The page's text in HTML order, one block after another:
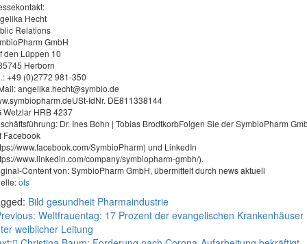
Hecht
Relations
GmbH
den Lüppen 10
Herborn
+49 (0)2772 981-350
angelika.hecht@symbio.de
IdNr. DE811338144
Wetzlar HRB 4237
Dr. Ines Bohn | Tobias BrodtkorbFolgen Sie der SymbioPharm
Facebook
www.facebook.com/SymbioPharm) und LinkedIn
www.linkedin.com/company/symbiopharm-gmbh/).
Content von: SymbioPharm GmbH, übermittelt durch news aktuell
ots
Bild gesundheit Pharmaindustrie
Weltfrauentag: 17 Prozent der evangelischen Krankenhäuser
weiblicher Leitung